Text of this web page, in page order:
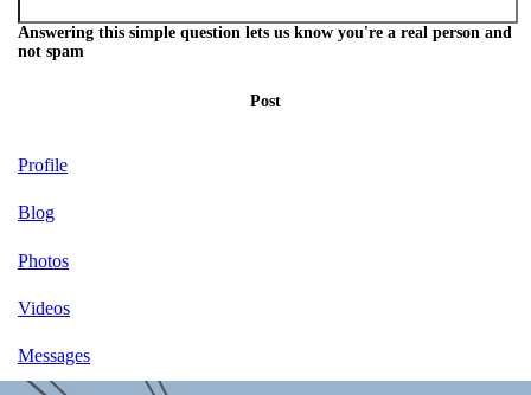
Answering this simple question lets us know you're a real person and
not spam
Post
Profile
Blog
Photos
Videos
Messages